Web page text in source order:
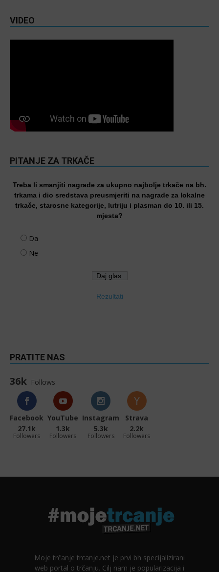
VIDEO
PITANJE ZA TRKAČE
Treba li smanjiti nagrade za ukupno najbolje trkače na bh.
trkama i dio sredstava preusmjeriti na nagrade za lokalne
trkače, starosne kategorije, lutriju i plasman do 10. ili 15.
mjesta?
Da
Ne
Rezultati
PRATITE NAS
36k Follows
Facebook
27.1k
Followers
YouTube
1.3k
Followers
Instagram
5.3k
Followers
Strava
2.2k
Followers
Moje trčanje trcanje.net je prvi bh specijalizirani
web portal o trčanju. Cilj nam je popularizacija i